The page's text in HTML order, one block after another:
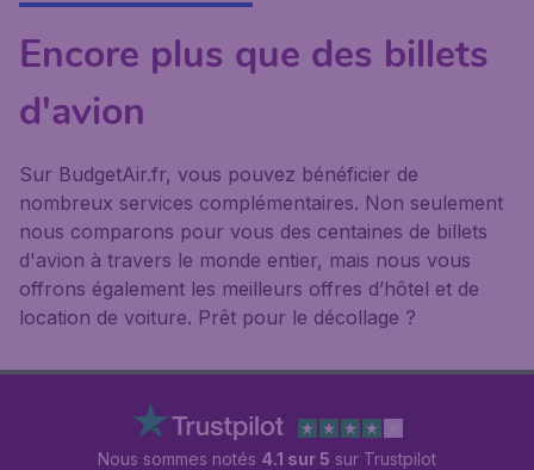
Encore plus que des billets
d'avion
Sur BudgetAir.fr, vous pouvez bénéficier de
nombreux services complémentaires. Non seulement
nous comparons pour vous des centaines de billets
d'avion à travers le monde entier, mais nous vous
offrons également les meilleurs offres d’hôtel et de
location de voiture. Prêt pour le décollage ?
Nous sommes notés 4.1 sur 5 sur Trustpilot